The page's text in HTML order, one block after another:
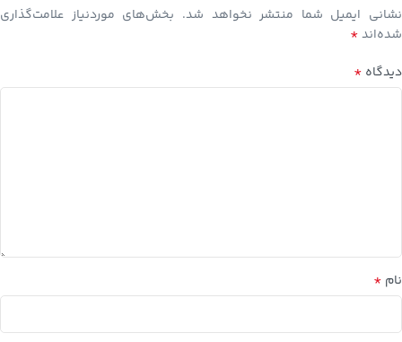
نشانی ایمیل شما منتشر نخواهد شد. بخش‌های موردنیاز علامت‌گذاری
شده‌اند*
دیدگاه *
نام *